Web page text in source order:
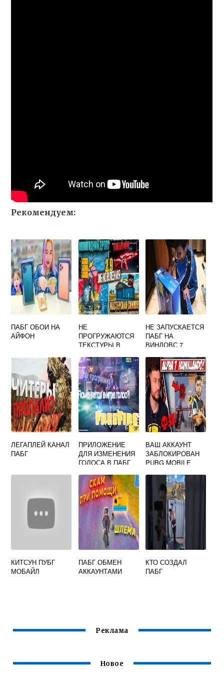
Рекомендуем:
ПАБГ ОБОИ НА
АЙФОН
НЕ
ПРОГРУЖАЮТСЯ
ТЕКСТУРЫ В
НЕ ЗАПУСКАЕТСЯ
ПАБГ НА
ВИНДОВС 7
ЛЕГАПЛЕЙ КАНАЛ
ПАБГ
ПРИЛОЖЕНИЕ
ДЛЯ ИЗМЕНЕНИЯ
ГОЛОСА В ПАБГ
ВАШ АККАУНТ
ЗАБЛОКИРОВАН
PUBG MOBILE
КИТСУН ПУБГ
МОБАЙЛ
ПАБГ ОБМЕН
АККАУНТАМИ
КТО СОЗДАЛ
ПАБГ
Реклама
Новое